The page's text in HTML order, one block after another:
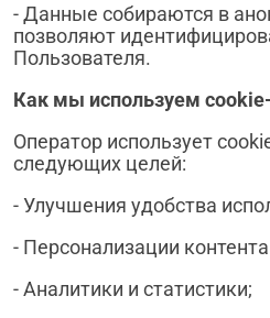
- Данные собираются в
позволяют
Пользователя.
Как мы используем cookie
Оператор использует
следующих целей:
- Улучшения удобства
- Персонализации
- Аналитики и статистики;